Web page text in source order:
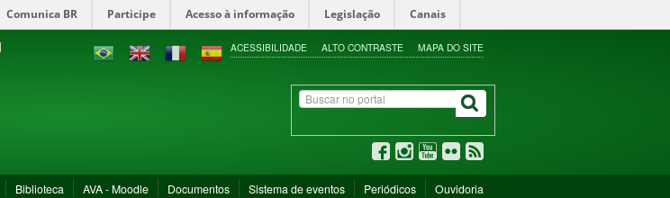
Comunica BR Participe Acesso à informação Legislação Canais
ACESSIBILIDADE ALTO CONTRASTE MAPA DO SITE
Biblioteca AVA - Moodle Documentos Sistema de eventos Periódicos Ouvidoria